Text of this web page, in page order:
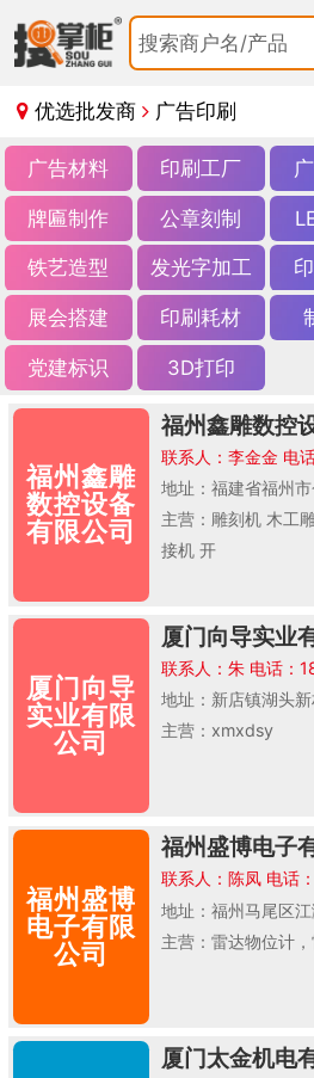
搜索商户名/产品
优选批发商 广告印刷
广告材料 印刷工厂
牌匾制作 公章刻制
铁艺造型 发光字加工
展会搭建 印刷耗材
党建标识 3D打印
福州鑫雕
数控设备
有限公司
福州鑫雕数控
联系人：李金金 电
地址：福建省福州
主营：雕刻机 木工
接机 开
厦门向导
实业有限
公司
厦门向导实业
联系人：朱 电话：
地址：新店镇湖头
主营：xmxdsy
福州盛博
电子有限
公司
福州盛博电子
联系人：陈凤 电话
地址：福州马尾区
主营：雷达物位计
厦门太金机电